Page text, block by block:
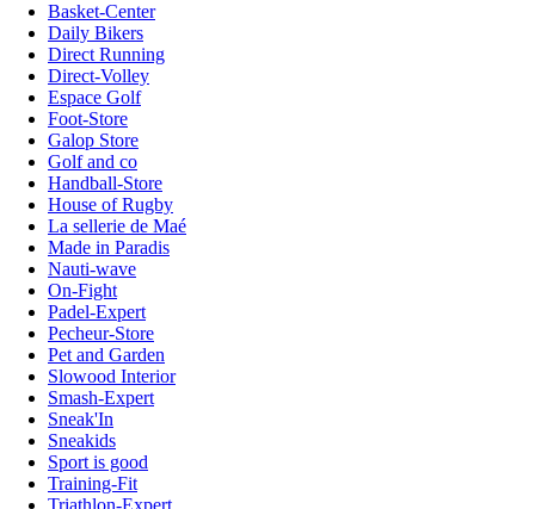
Basket-Center
Daily Bikers
Direct Running
Direct-Volley
Espace Golf
Foot-Store
Galop Store
Golf and co
Handball-Store
House of Rugby
La sellerie de Maé
Made in Paradis
Nauti-wave
On-Fight
Padel-Expert
Pecheur-Store
Pet and Garden
Slowood Interior
Smash-Expert
Sneak'In
Sneakids
Sport is good
Training-Fit